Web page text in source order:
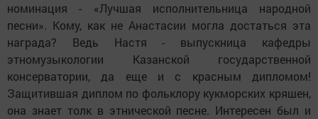
номинация - «Лучшая исполнительница народной
песни». Кому, как не Анастасии могла достаться эта
награда? Ведь Настя - выпускница кафедры
этномузыкологии Казанской государственной
консерватории, да еще и с красным дипломом!
Защитившая диплом по фольклору кукморских кряшен,
она знает толк в этнической песне. Интересен был и